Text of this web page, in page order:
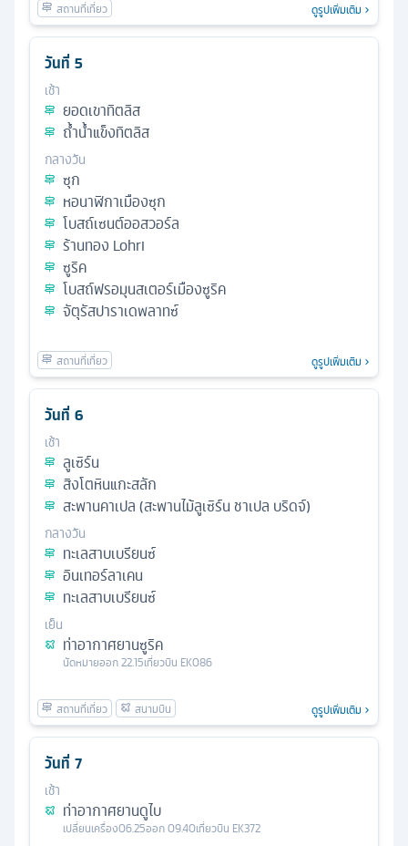
ดูรูปเพิ่มเติม
วันที่ 5
เช้า
ยอดเขาทิตลิส
ถ้ำน้ำแข็งทิตลิส
กลางวัน
ซุก
หอนาฬิกาเมืองซุก
โบสถ์เซนต์ออสวอร์ล
ร้านทอง Lohri
ซูริค
โบสถ์ฟรอมุนสเตอร์เมืองซูริค
จัตุรัสปาราเดพลาทซ์
ดูรูปเพิ่มเติม
วันที่ 6
เช้า
ลูเซิร์น
สิงโตหินแกะสลัก
สะพานคาเปล (สะพานไม้ลูเซิร์น ชาเปล บริดจ์)
กลางวัน
ทะเลสาบเบรียนซ์
อินเทอร์ลาเคน
ทะเลสาบเบรียนซ์
เย็น
ท่าอากาศยานซูริค
นัดหมายออก22.15เที่ยวบิน EK086
ดูรูปเพิ่มเติม
วันที่ 7
เช้า
ท่าอากาศยานดูไบ
เปลี่ยนเครื่อง06.25ออก09.40เที่ยวบิน EK372